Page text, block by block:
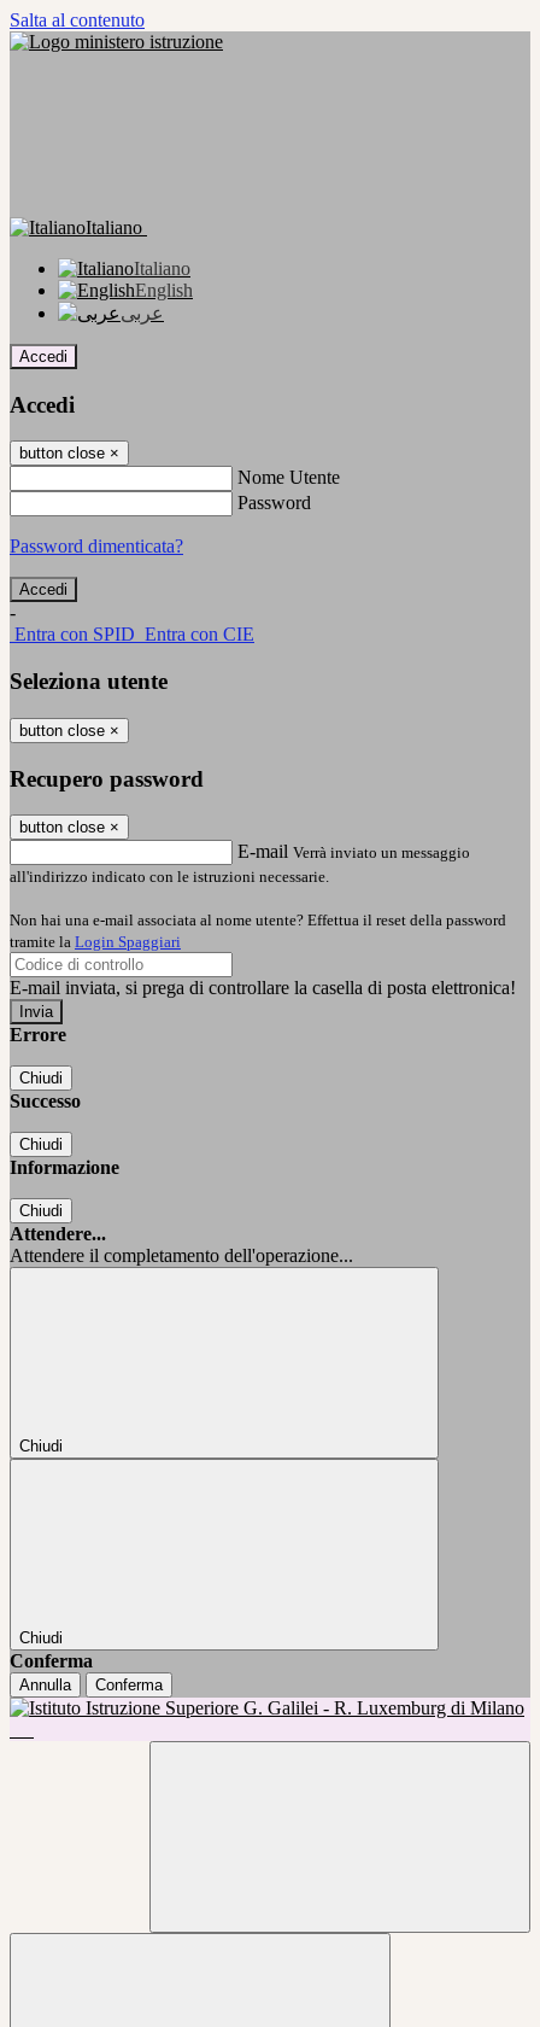
Salta al contenuto
Italiano
Italiano
English
عربى
Accedi
Accedi
button close ×
Nome Utente
Password
Password dimenticata?
-
Entra con SPID Entra con CIE
Seleziona utente
button close ×
Recupero password
button close ×
E-mail Verrà inviato un messaggio
all'indirizzo indicato con le istruzioni necessarie.
Non hai una e-mail associata al nome utente? Effettua il reset della password
tramite la Login Spaggiari
E-mail inviata, si prega di controllare la casella di posta elettronica!
Errore
Chiudi
Successo
Chiudi
Informazione
Chiudi
Attendere...
Attendere il completamento dell'operazione...
Chiudi
Chiudi
Conferma
Annulla Conferma